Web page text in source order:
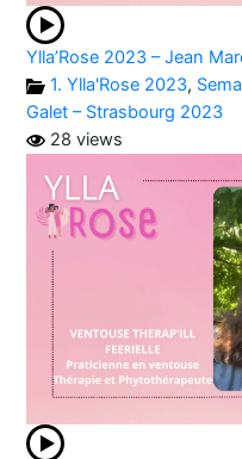
Ylla’Rose 2023 – Jean
1. Ylla'Rose 2023,
Galet – Strasbourg 2023
28 views